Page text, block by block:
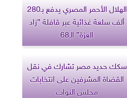
الهلال الأحمر المصري يدفع بـ280
ألف سلعة غذائية عبر قافلة ”زاد
العزة” الـ68
سكك حديد مصر تشارك في نقل
القضاة المشرفين على انتخابات
مجلس النواب